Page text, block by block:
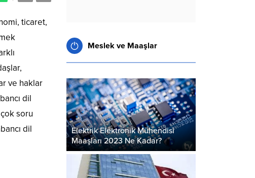
ticaret,
ve haklar
dil
soru
dil
Meslek ve Maaşlar
Elektrik Elektronik Mühendisi
Maaşları 2023 Ne Kadar?